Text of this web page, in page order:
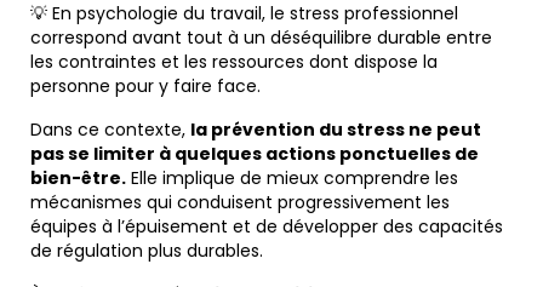
💡 En psychologie du travail, le stress professionnel
correspond avant tout à un déséquilibre durable entre
les contraintes et les ressources dont dispose la
personne pour y faire face.
Dans ce contexte, la prévention du stress ne peut
pas se limiter à quelques actions ponctuelles de
bien-être. Elle implique de mieux comprendre les
mécanismes qui conduisent progressivement les
équipes à l’épuisement et de développer des capacités
de régulation plus durables.